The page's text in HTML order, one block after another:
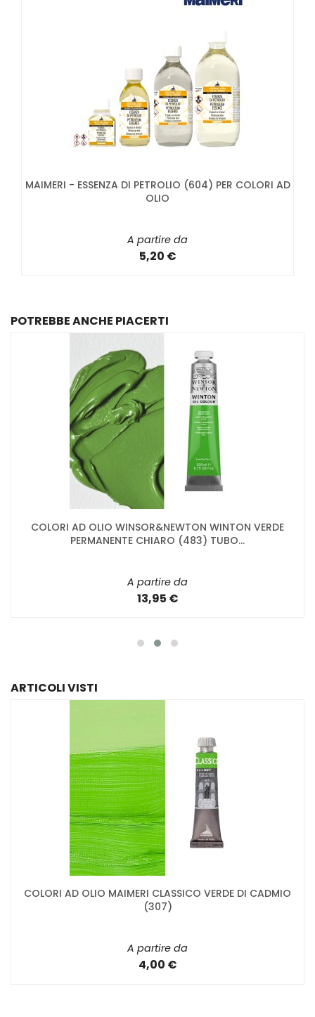
MAIMERI - ESSENZA DI PETROLIO (604) PER COLORI AD
OLIO
A partire da
5,20 €
POTREBBE ANCHE PIACERTI
COLORI AD OLIO WINSOR&NEWTON WINTON VERDE
PERMANENTE CHIARO (483) TUBO...
A partire da
13,95 €
ARTICOLI VISTI
COLORI AD OLIO MAIMERI CLASSICO VERDE DI CADMIO
(307)
A partire da
4,00 €